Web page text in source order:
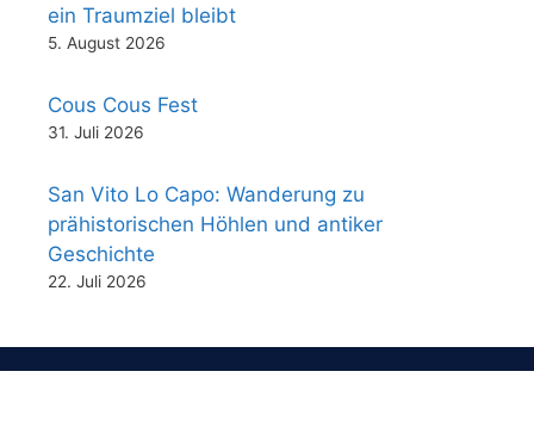
ein Traumziel bleibt
5. August 2026
Cous Cous Fest
31. Juli 2026
San Vito Lo Capo: Wanderung zu
prähistorischen Höhlen und antiker
Geschichte
22. Juli 2026